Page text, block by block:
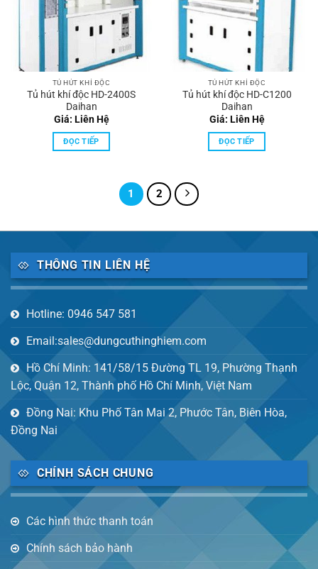
TỦ HÚT KHÍ ĐỘC
Tủ hút khí độc HD-2400S
Daihan
Giá: Liên Hệ
ĐỌC TIẾP
TỦ HÚT KHÍ ĐỘC
Tủ hút khí độc HD-C1200
Daihan
Giá: Liên Hệ
ĐỌC TIẾP
1 2
THÔNG TIN LIÊN HỆ
Hotline: 0946 547 581
Email:sales@dungcuthinghiem.com
Hồ Chí Minh: 141/58/15 Đường TL 19, Phường Thạnh
Lộc, Quận 12, Thành phố Hồ Chí Minh, Việt Nam
Đồng Nai: Khu Phố Tân Mai 2, Phước Tân, Biên Hòa,
Đồng Nai
CHÍNH SÁCH CHUNG
Các hình thức thanh toán
Chính sách bảo hành